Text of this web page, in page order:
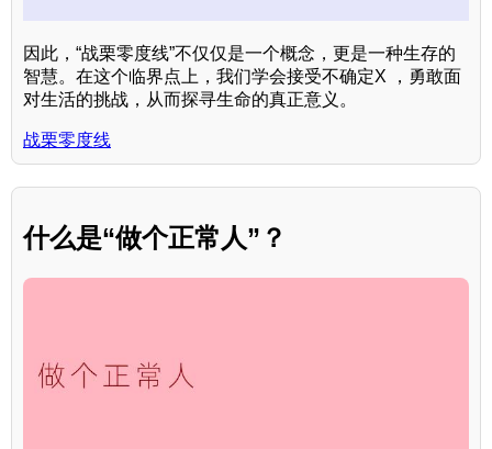
因此，“战栗零度线”不仅仅是一个概念，更是一种生存的
智慧。在这个临界点上，我们学会接受不确定X ，勇敢面
对生活的挑战，从而探寻生命的真正意义。
战栗零度线
什么是“做个正常人”？